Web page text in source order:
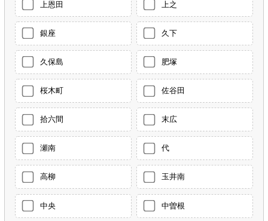
上恩田 上之
銀座 久下
久保島 肥塚
桜木町 佐谷田
拾六間 末広
瀬南 代
高柳 玉井南
中央 中曽根